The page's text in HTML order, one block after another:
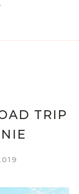
TRIP